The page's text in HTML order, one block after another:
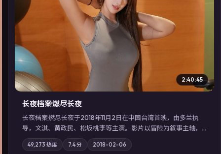
▶
2:40:45
长夜档案·燃尽长夜
长夜档案·燃尽长夜于2018年11月2日在中国台湾首映，由多兰执
导，文淇、黄政民、松坂桃李等主演。影片以冒险为叙事主轴，
亲情与职责必须在倒计时结束前做出抉择；摄影与配乐强化地域
气质；站内亦可通过「国产免费观看高清电视剧在线看」延展检
49,273 热度 7.4分 2018-02-06